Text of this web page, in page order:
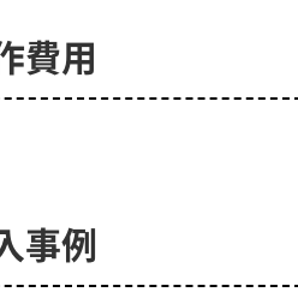
費用
事例